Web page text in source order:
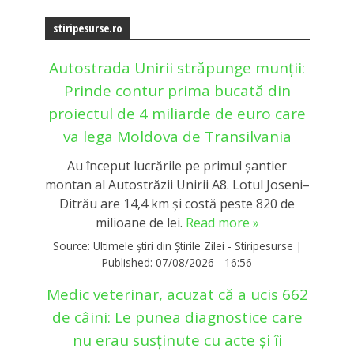
stiripesurse.ro
Autostrada Unirii străpunge munții:
Prinde contur prima bucată din
proiectul de 4 miliarde de euro care
va lega Moldova de Transilvania
Au început lucrările pe primul șantier
montan al Autostrăzii Unirii A8. Lotul Joseni–
Ditrău are 14,4 km și costă peste 820 de
milioane de lei. Read more »
Source: Ultimele știri din Știrile Zilei - Stiripesurse |
Published: 07/08/2026 - 16:56
Medic veterinar, acuzat că a ucis 662
de câini: Le punea diagnostice care
nu erau susținute cu acte și îi